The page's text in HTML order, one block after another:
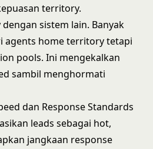
territory.
sistem lain. Banyak
agents home territory tetapi
pools. Ini mengekalkan
sambil menghormati
dan Response Standards
leads sebagai hot,
jangkaan response